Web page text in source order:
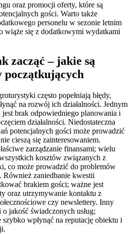
oraz promocji oferty, które są
gości. Warto także
personelu w sezonie letnim
wiąże się z dodatkowymi wydatkami
zacząć – jakie są
początkujących
często popełniają błędy,
na rozwój ich działalności. Jednym
brak odpowiedniego planowania i
działalności. Niedostateczna
potencjalnych gości może prowadzić
cieszą się zainteresowaniem.
zarządzanie finansami; wielu
kosztów związanych z
co może prowadzić do problemów
Również zaniedbanie kwestii
brakiem gości; ważne jest
oraz utrzymywanie kontaktu z
czy newslettery. Inny
o jakość świadczonych usług;
wpłynąć na reputację obiektu i